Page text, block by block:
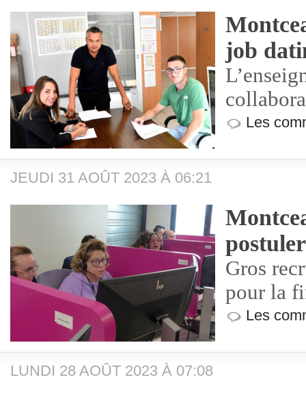
job
Les
JEUDI 31 AOÛT 2023 À 06:21
Gros
pour la
Les
LUNDI 28 AOÛT 2023 À 07:08